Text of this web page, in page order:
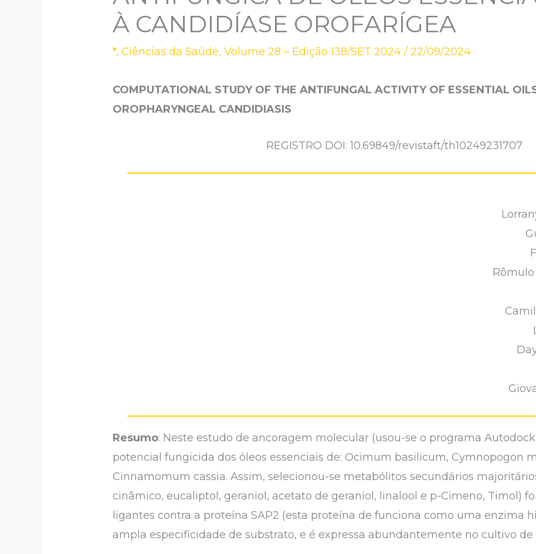
À CANDIDÍASE OROFARÍGEA
*,Ciências da Saúde,Volume 28 – Edição 138/SET 2024 /22/09/2024
COMPUTATIONAL STUDY OF THE ANTIFUNGAL ACTIVITY OF ESSENTIAL
OROPHARYNGEAL CANDIDIASIS
REGISTRO DOI: 10.69849/revistaft/th10249231707
Rômulo
Resumo: Neste estudo de ancoragem molecular (usou-se o programa
potencial fungicida dos óleos essenciais de: Ocimum basilicum, Cymnopogon
Cinnamomum cassia. Assim, selecionou-se metabólitos secundários
cinâmico, eucaliptol, geraniol, acetato de geraniol, linalool e p-Cimeno, Timol)
ligantes contra a proteína SAP2 (esta proteína de funciona como uma enzima
ampla especificidade de substrato, e é expressa abundantemente no cultivo de